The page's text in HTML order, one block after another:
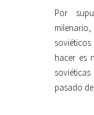
Por
hacer es
pasado